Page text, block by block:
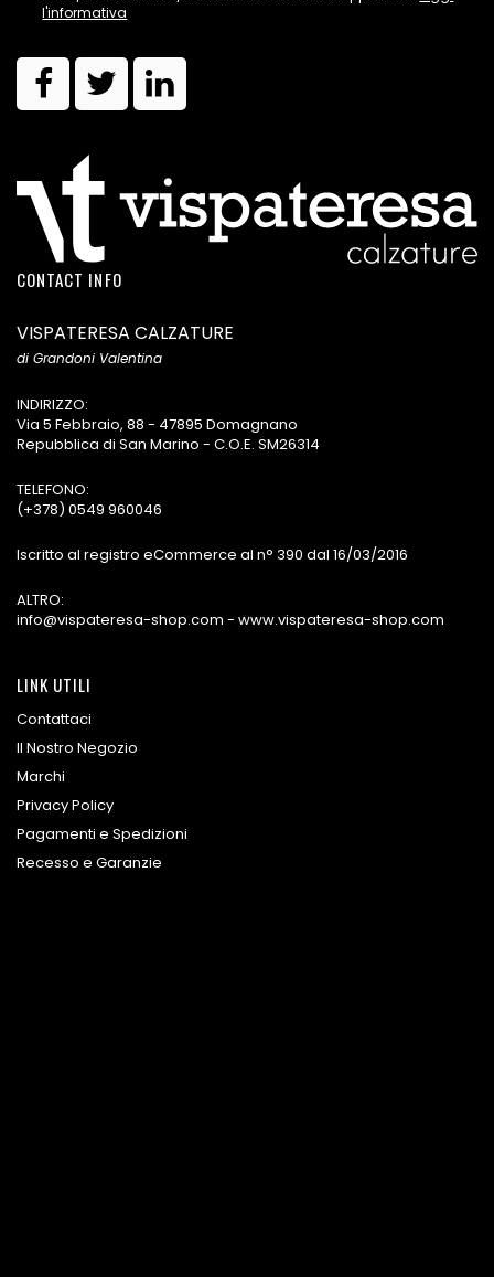
l'informativa
CONTACT INFO
VISPATERESA CALZATURE
di Grandoni Valentina
INDIRIZZO:
Via 5 Febbraio, 88 - 47895 Domagnano
Repubblica di San Marino - C.O.E. SM26314
TELEFONO:
(+378) 0549 960046
Iscritto al registro eCommerce al n° 390 dal 16/03/2016
ALTRO:
info@vispateresa-shop.com - www.vispateresa-shop.com
LINK UTILI
Contattaci
Il Nostro Negozio
Marchi
Privacy Policy
Pagamenti e Spedizioni
Recesso e Garanzie